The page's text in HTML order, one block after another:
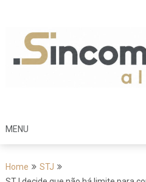
content
MENU
Home
STJ